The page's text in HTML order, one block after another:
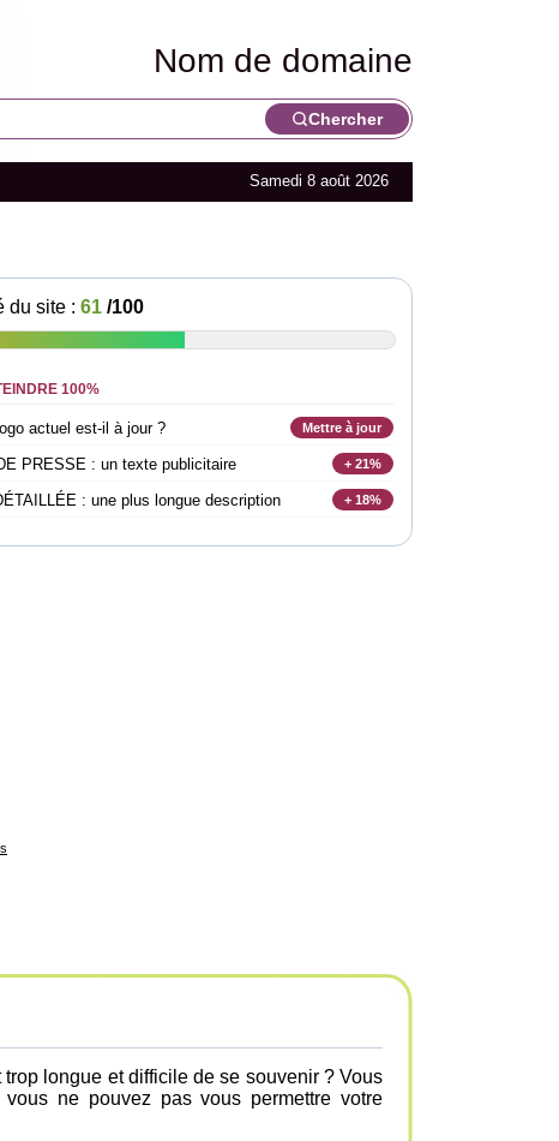
Nom de domaine
Chercher
Samedi 8 août 2026
du site : 61 /100
100%
actuel est-il à jour ? Mettre à jour
PRESSE : un texte publicitaire + 21%
: une plus longue description + 18%
longue et difficile de se souvenir ? Vous
ne pouvez pas vous permettre votre